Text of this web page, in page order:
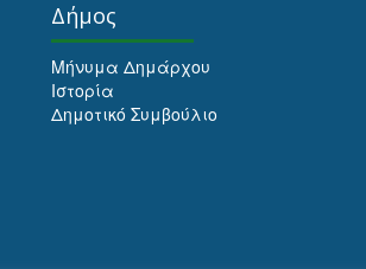
Δήμος
Μήνυμα Δημάρχου
Ιστορία
Δημοτικό Συμβούλιο